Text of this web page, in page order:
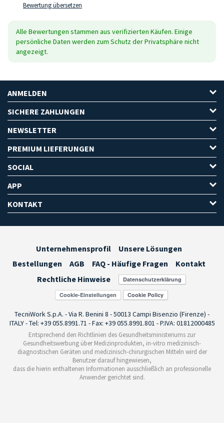
Bewertung übersetzen
Alle Bewertungen stammen aus verifizierten Käufen. Einige
persönliche Daten werden zum Schutz der Privatsphäre nicht
angezeigt.
ANMELDEN
SICHERE ZAHLUNGEN
NEWSLETTER
PREMIUM LIEFERUNGEN
SOCIAL
APP
KONTAKT
Unternehmensprofil
Unsere Lösungen
Bestellungen
AGB FAQ - Häufige Fragen
Kontakt
Rechtliche Hinweise
Cookie-Einstellungen
TecniWork S.p.A. - Via R. Benini 8 - 50013 Campi Bisenzio (Firenze) -
ITALY - Tel: +39 055.8991.71 - Fax: +39 055.8991.801 - P.IVA: 01812000485
Entsprechend den Richtlinien des Gesundheitsministeriums zur
Gesundheitswerbung über Medizinprodukten, in-vitro medizinisch-
diagnostischen Geräten und medizinisch-chirurgischen Mitteln wird der
Benutzer darauf hingewiesen,
dass die hierin enthaltenen Informationen ausschließlich an professionelle
Anwender gerichtet sind.